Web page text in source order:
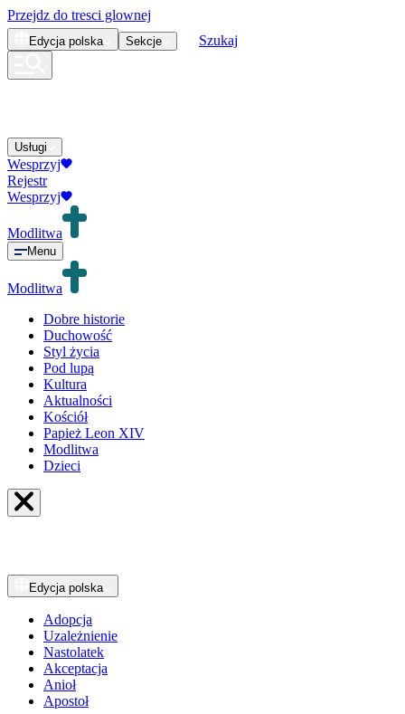
Przejdz do tresci glownej
Edycja polska Sekcje Szukaj
Usługi
Wesprzyj
Rejestr
Wesprzyj
Modlitwa
Menu
Modlitwa
Dobre historie
Duchowość
Styl życia
Pod lupą
Kultura
Aktualności
Kościół
Papież Leon XIV
Modlitwa
Dzieci
Edycja polska
Adopcja
Uzależnienie
Nastolatek
Akceptacja
Anioł
Apostoł